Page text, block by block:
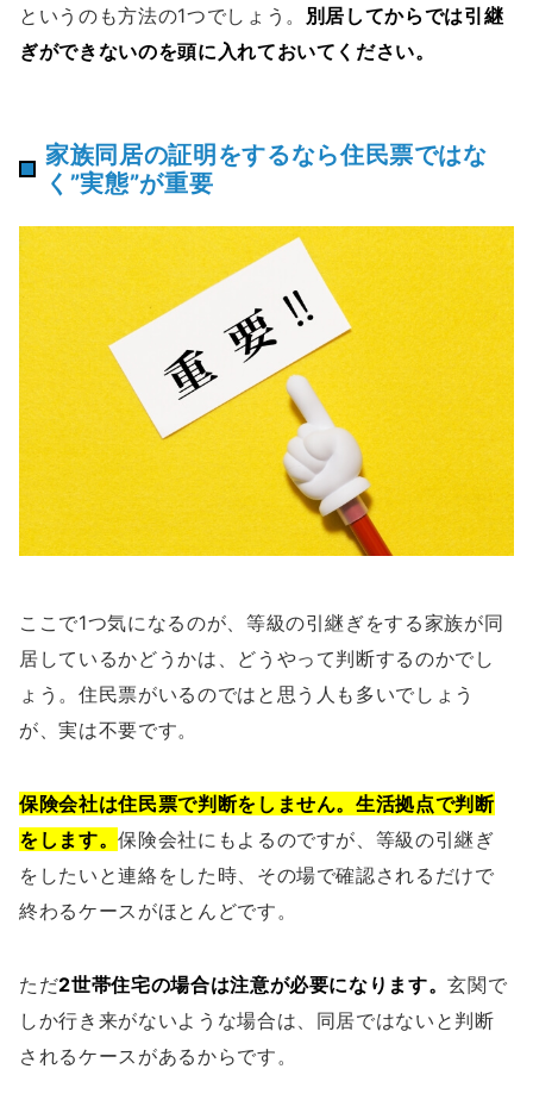
というのも方法の1つでしょう。
別居してからでは引継
ぎができないのを頭に入れておいてください。
家族同居の証明をするなら住民票ではな
く”実態”が重要
ここで1つ気になるのが、等級の引継ぎをする家族が同
居しているかどうかは、どうやって判断するのかでし
ょう。住民票がいるのではと思う人も多いでしょう
が、実は不要です。
保険会社は住民票で判断をしません。生活拠点で判断
をします。保険会社にもよるのですが、等級の引継ぎ
をしたいと連絡をした時、その場で確認されるだけで
終わるケースがほとんどです。
ただ2世帯住宅の場合は注意が必要になります。玄関で
しか行き来がないような場合は、同居ではないと判断
されるケースがあるからです。